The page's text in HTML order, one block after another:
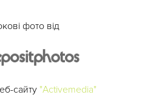
фото від
сайту "Activemedia"